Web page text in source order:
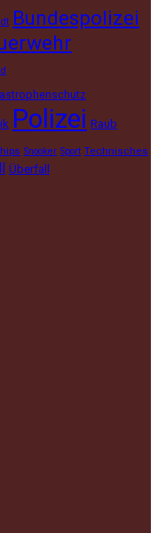
Bundespolizei
Polizei Raub
Snooker Sport Technisches
Überfall